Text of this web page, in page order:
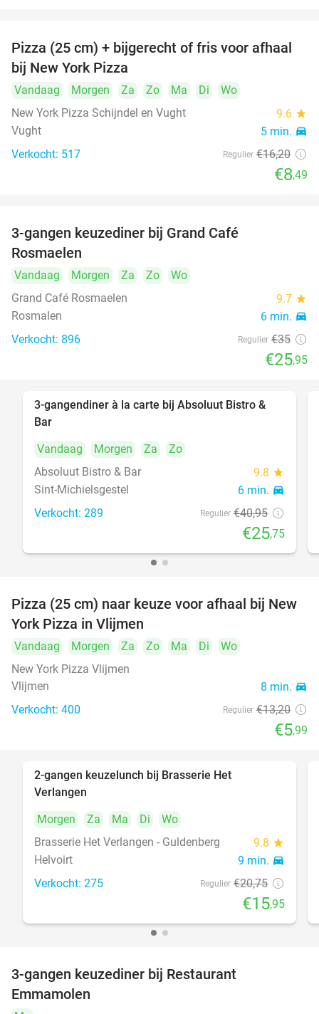
48%
Pizza (25 cm) + bijgerecht of fris voor afhaal
bij New York Pizza
Vandaag Morgen Za Zo Ma Di
Wo
New York Pizza Schijndel en Vught
9.6 star
Vught 5 min. directions_car
Verkocht: 517 Regulier €16,20
€8,49
3-gangen keuzediner bij Grand Café
Rosmaelen
Vandaag Morgen Za Zo
Wo
Grand Café Rosmaelen
9.7 star
Rosmalen 6 min. directions_car
Verkocht: 896 Regulier €35
€25,95
37%
3-gangendiner à la carte bij Absoluut Bistro &
Bar
Vandaag
Morgen Za
Zo
Absoluut Bistro & Bar
9.8 star
Sint-Michielsgestel 6 min. directions_car
Verkocht: 289 Regulier €40,95
€25,75
55%
Pizza (25 cm) naar keuze voor afhaal bij New
York Pizza in Vlijmen
Vandaag Morgen Za Zo Ma Di
Wo
New York Pizza Vlijmen
Vlijmen
8 min. directions_car
Verkocht: 400 Regulier €13,20
€5,99
2-gangen keuzelunch bij Brasserie Het
Verlangen
Morgen
Za Ma Di
Wo
Brasserie Het Verlangen - Guldenberg
9.8 star
Helvoirt 9 min. directions_car
Verkocht: 275 Regulier €20,75
€15,95
3-gangen keuzediner bij Restaurant
Emmamolen